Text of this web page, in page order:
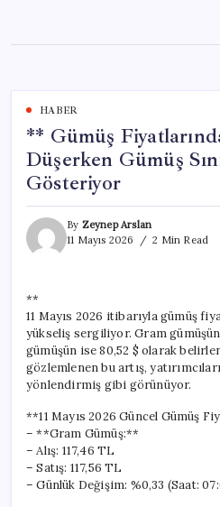
content
HABER
** Gümüş
Düşerken Gümüş
Gösteriyor
By Zeynep Arslan
11 Mayıs 2026
2 Min Read
**
11 Mayıs 2026 itibarıyla gümüş
yükseliş sergiliyor. Gram gümüşün
gümüşün ise 80,52 $ olarak
gözlemlenen bu artış,
yönlendirmiş gibi görünüyor.
**11 Mayıs 2026 Güncel Gümüş
– **Gram Gümüş:**
– Alış: 117,46 TL
– Satış: 117,56 TL
– Günlük Değişim: %0,33 (Saat: